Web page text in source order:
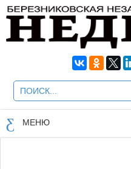
МЕНЮ